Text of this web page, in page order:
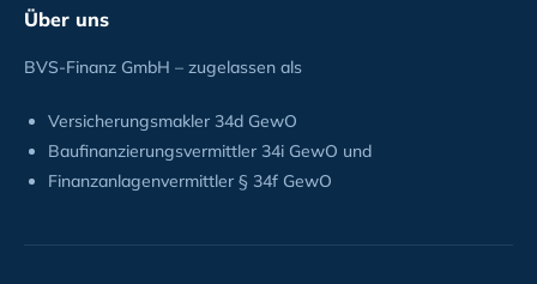
Über uns
BVS-Finanz GmbH – zugelassen als
Versicherungsmakler 34d GewO
Baufinanzierungsvermittler 34i GewO und
Finanzanlagenvermittler § 34f GewO